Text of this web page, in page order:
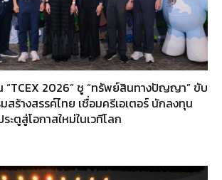
“TCEX 2026” ชู “ทรัพย์สินทางปัญญา” ขับ
สร้างสรรค์ไทย เชื่อมครีเอเตอร์ นักลงทุน
ะตูสู่โอกาสใหม่ในเวทีโลก